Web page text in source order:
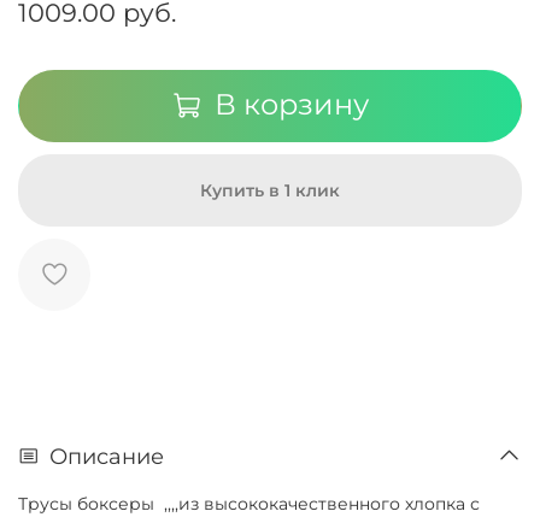
1009.00 руб.
В корзину
Купить в 1 клик
Описание
Трусы боксеры ,,,,из высококачественного хлопка с